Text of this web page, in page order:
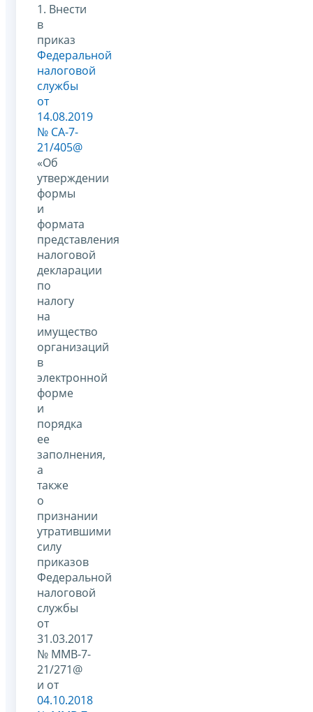
1. Внести
в
приказ
Федеральной
налоговой
службы
от
14.08.2019
№ СА-7-
21/405@
«Об
утверждении
формы
и
формата
представления
налоговой
декларации
по
налогу
на
имущество
организаций
в
электронной
форме
и
порядка
ее
заполнения,
а
также
о
признании
утратившими
силу
приказов
Федеральной
налоговой
службы
от
31.03.2017
№ ММВ-7-
21/271@
и от
04.10.2018